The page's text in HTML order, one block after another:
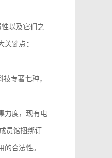
以及它们之
键点：
专著七种，
力度，现有电
员馆捆绑订
合法性。